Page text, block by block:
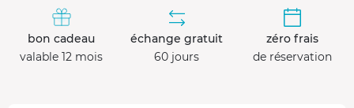
bon cadeau
valable 12 mois
échange gratuit
60 jours
zéro frais
de réservation